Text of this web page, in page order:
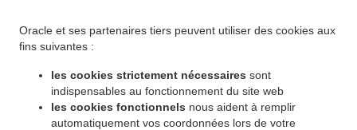
Oracle et ses partenaires tiers peuvent utiliser des cookies aux
fins suivantes :
les cookies strictement nécessaires sont
indispensables au fonctionnement du site web
les cookies fonctionnels nous aident à remplir
automatiquement vos coordonnées lors de votre
cuisinés African Food Winnipeg Vista
.
cuisinés African Food Winnipeg River Park South Livraison de plats cuisinés African
Food Winnipeg Powerview . Livraison de plats cuisinés African Food Winnipeg